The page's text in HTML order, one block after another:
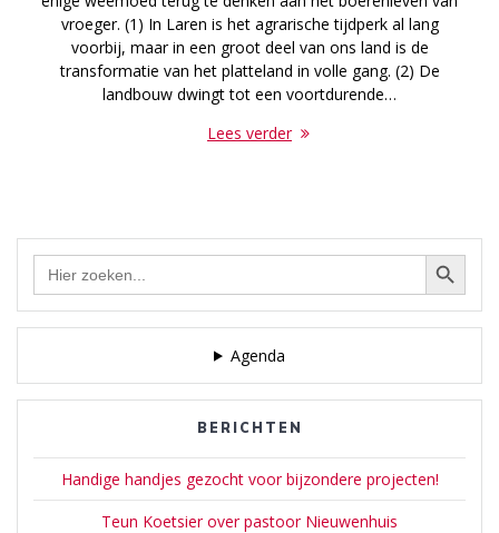
vroeger. (1) In Laren is het agrarische tijdperk al lang
voorbij, maar in een groot deel van ons land is de
transformatie van het platteland in volle gang. (2) De
landbouw dwingt tot een voortdurende…
Lees verder
Zoek Zoekknop
Agenda
BERICHTEN
Handige handjes gezocht voor bijzondere projecten!
Teun Koetsier over pastoor Nieuwenhuis